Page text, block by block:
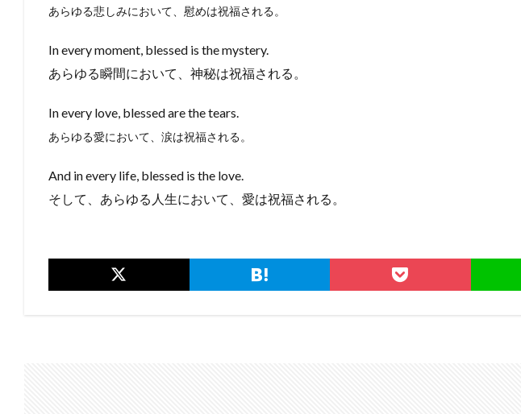
あらゆる悲しみにおいて、慰めは祝福される。
In every moment, blessed is the mystery.
あらゆる瞬間において、神秘は祝福される。
In every love, blessed are the tears.
あらゆる愛において、涙は祝福される。
And in every life, blessed is the love.
そして、あらゆる人生において、愛は祝福される。